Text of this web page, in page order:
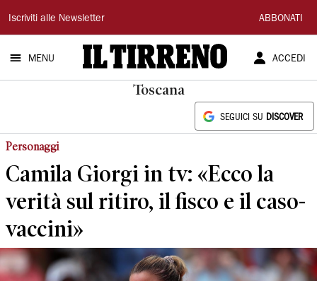
Il
Tirreno
Iscriviti alle Newsletter ABBONATI
MENU ACCEDI
Toscana
SEGUICI SU DISCOVER
Personaggi
Camila Giorgi in tv: «Ecco la
verità sul ritiro, il fisco e il caso-
vaccini»